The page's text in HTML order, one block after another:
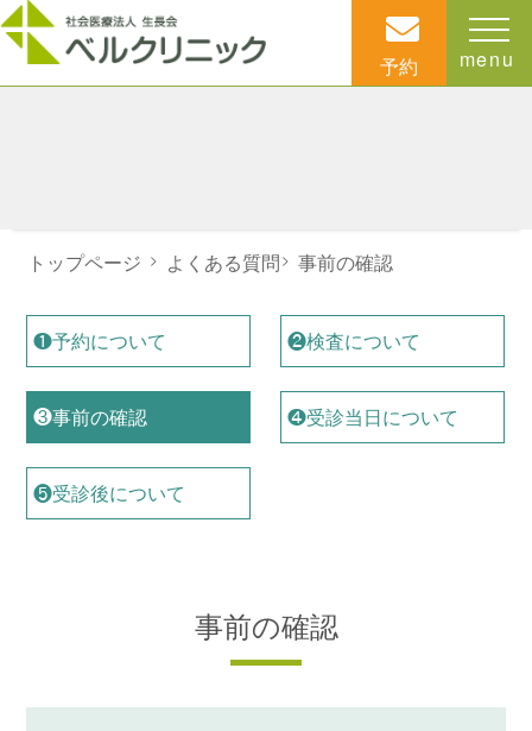
予約 menu
トップページ > よくある質問> 事前の確認
❶予約について ❷検査について
❸事前の確認 ❹受診当日について
❺受診後について
事前の確認